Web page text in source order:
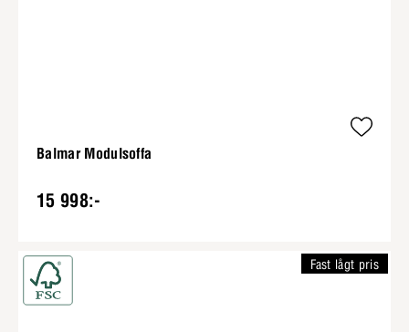
Balmar Modulsoffa
15 998:-
Fast lågt pris